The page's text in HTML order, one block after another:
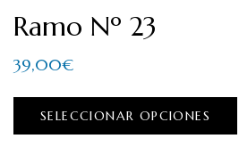
Ramo Nº 23
39,00€
SELECCIONAR OPCIONES